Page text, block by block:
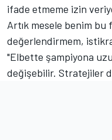
ifade etmeme izin
Artık mesele benim bu
değerlendirmem,
"Elbette şampiyona
değişebilir. Stratejiler